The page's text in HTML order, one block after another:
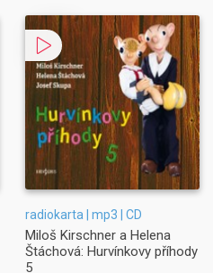
radiokarta | mp3 | CD
Miloš Kirschner a Helena
Štáchová: Hurvínkovy příhody
5